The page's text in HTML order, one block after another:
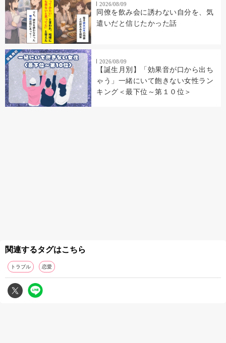
2026/08/09
同僚を飲み会に誘わない自分を、気
遣いだと信じたかった話
2026/08/09
【誕生月別】「効果音が口から出ち
ゃう」一緒にいて飽きない女性ラン
キング＜最下位～第１０位＞
関連するタグはこちら
トラブル 恋愛